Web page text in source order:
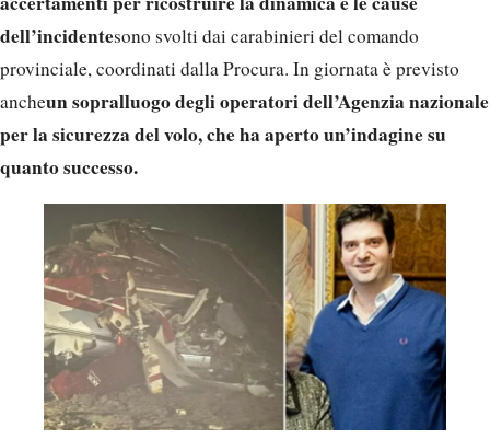
dell’incidentesono svolti dai carabinieri del comando
provinciale, coordinati dalla Procura. In giornata è previsto
ancheun sopralluogo degli operatori dell’Agenzia nazionale
per la sicurezza del volo, che ha aperto un’indagine su
quanto successo.